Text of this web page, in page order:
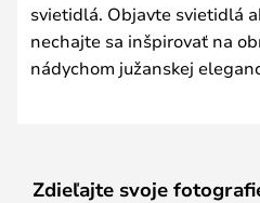
svietidlá. Objavte svietidlá
nechajte sa inšpirovať na
nádychom južanskej
Zdieľajte svoje